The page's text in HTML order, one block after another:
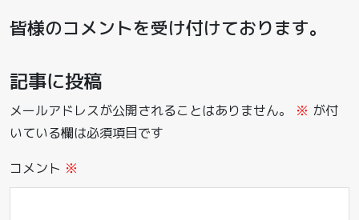
皆様のコメントを受け付けております。
記事に投稿
メールアドレスが公開されることはありません。 ※ が付
いている欄は必須項目です
コメント ※